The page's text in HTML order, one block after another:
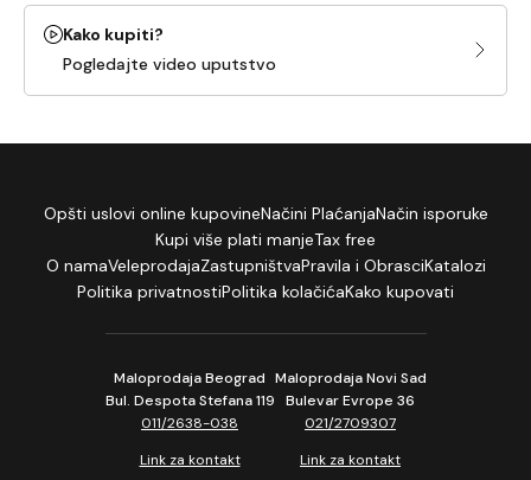
Kako kupiti?
Pogledajte video uputstvo
Opšti uslovi online kupovineNačini PlaćanjaNačin isporuke
Kupi više plati manjeTax free
O namaVeleprodajaZastupništvaPravila i ObrasciKatalozi
Politika privatnostiPolitika kolačićaKako kupovati
Maloprodaja Beograd
Bul. Despota Stefana 119
011/2638-038
Link za kontakt
Maloprodaja Novi Sad
Bulevar Evrope 36
021/2709307
Link za kontakt